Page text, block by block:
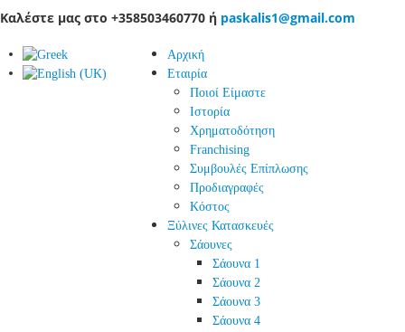
Καλέστε μας στο +358503460770 ή paskalis1@gmail.com
Αρχική
Εταιρία
Ποιοί Είμαστε
Ιστορία
Χρηματοδότηση
Franchising
Συμβουλές Επίπλωσης
Προδιαγραφές
Κόστος
Ξύλινες Κατασκευές
Σάουνες
Σάουνα 1
Σάουνα 2
Σάουνα 3
Σάουνα 4